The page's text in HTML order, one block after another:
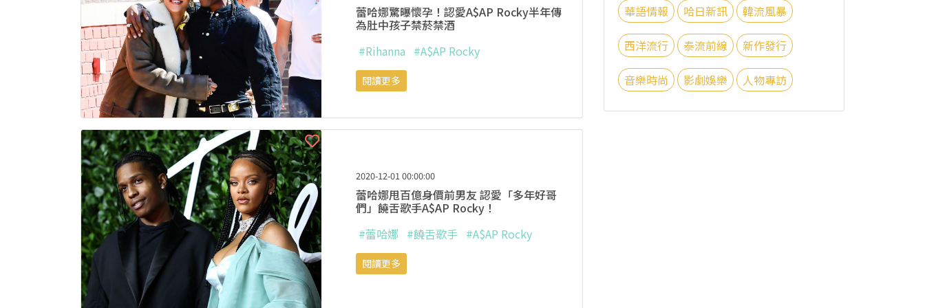
華語情報 哈日新訊 韓流風暴
西洋流行 泰流前線 新作發行
音樂時尚 影劇娛樂 人物專訪
蕾哈娜驚曝懷孕！認愛A$AP Rocky半年傳
為肚中孩子禁菸禁酒
#Rihanna #A$AP Rocky
閱讀更多
2020-12-01 00:00:00
蕾哈娜甩百億身價前男友 認愛「多年好哥
們」饒舌歌手A$AP Rocky！
#蕾哈娜 #饒舌歌手 #A$AP Rocky
閱讀更多